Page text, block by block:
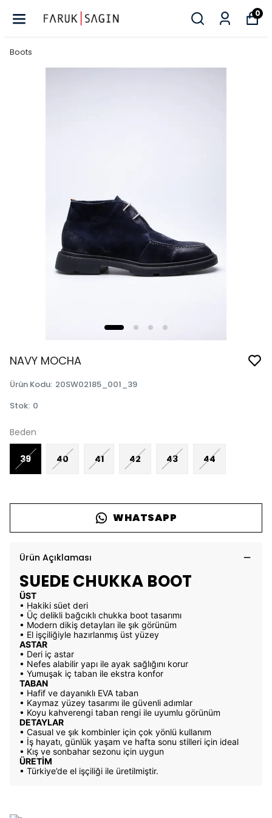
0
Boots
NAVY MOCHA
Ürün Kodu: 20SW02185_001_39
Stok: 0
Beden
39 40 41 42 43 44
WHATSAPP
Ürün Açıklaması
SUEDE CHUKKA BOOT
ÜST
• Hakiki süet deri
• Üç delikli bağcıklı chukka boot tasarımı
• Modern dikiş detayları ile şık görünüm
• El işçiliğiyle hazırlanmış üst yüzey
ASTAR
• Deri iç astar
• Nefes alabilir yapı ile ayak sağlığını korur
• Yumuşak iç taban ile ekstra konfor
TABAN
• Hafif ve dayanıklı EVA taban
• Kaymaz yüzey tasarımı ile güvenli adımlar
• Koyu kahverengi taban rengi ile uyumlu görünüm
DETAYLAR
• Casual ve şık kombinler için çok yönlü kullanım
• İş hayatı, günlük yaşam ve hafta sonu stilleri için ideal
• Kış ve sonbahar sezonu için uygun
ÜRETİM
• Türkiye’de el işçiliği ile üretilmiştir.